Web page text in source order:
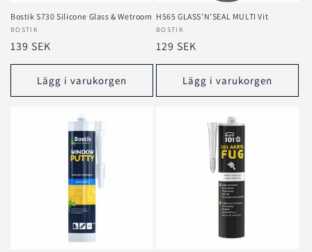
r
i
e
:
Bostik S730 Silicone Glass & Wetroom
Säljare:
BOSTIK
Ordinarie
pris
139 SEK
Lägg i varukorgen
H565 GLASS’N’SEAL MULTI Vit
Säljare:
BOSTIK
Ordinarie
pris
129 SEK
Lägg i varukorgen